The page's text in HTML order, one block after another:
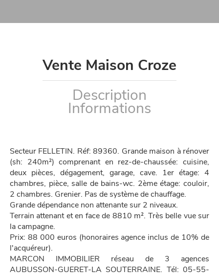
Vente Maison Croze
Description
Informations
Secteur FELLETIN. Réf: 89360. Grande maison à rénover
(sh: 240m²) comprenant en rez-de-chaussée: cuisine,
deux pièces, dégagement, garage, cave. 1er étage: 4
chambres, pièce, salle de bains-wc. 2ème étage: couloir,
2 chambres. Grenier. Pas de système de chauffage.
Grande dépendance non attenante sur 2 niveaux.
Terrain attenant et en face de 8810 m². Très belle vue sur
la campagne.
Prix: 88 000 euros (honoraires agence inclus de 10% de
l'acquéreur).
MARCON IMMOBILIER réseau de 3 agences
AUBUSSON-GUERET-LA SOUTERRAINE. Tél: 05-55-